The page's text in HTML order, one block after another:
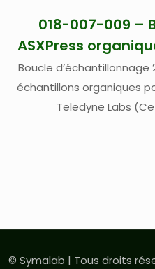
018-007-009 –
ASXPress
Boucle d’échantillonnage
échantillons organiques
Teledyne Labs
© Symalab | Tous droits